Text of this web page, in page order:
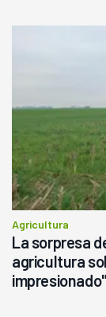
Agricultura
La sorpresa
agricultura
impresionado"